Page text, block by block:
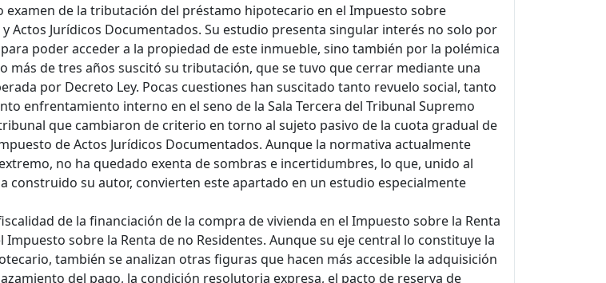
examen de la tributación del préstamo hipotecario en el Impuesto sobre
Actos Jurídicos Documentados. Su estudio presenta singular interés no solo por
poder acceder a la propiedad de este inmueble, sino también por la polémica
más de tres años suscitó su tributación, que se tuvo que cerrar mediante una
por Decreto Ley. Pocas cuestiones han suscitado tanto revuelo social, tanto
enfrentamiento interno en el seno de la Sala Tercera del Tribunal Supremo
que cambiaron de criterio en torno al sujeto pasivo de la cuota gradual de
de Actos Jurídicos Documentados. Aunque la normativa actualmente
no ha quedado exenta de sombras e incertidumbres, lo que, unido al
construido su autor, convierten este apartado en un estudio especialmente
de la financiación de la compra de vivienda en el Impuesto sobre la Renta
Impuesto sobre la Renta de no Residentes. Aunque su eje central lo constituye la
también se analizan otras figuras que hacen más accesible la adquisición
del pago, la condición resolutoria expresa, el pacto de reserva de